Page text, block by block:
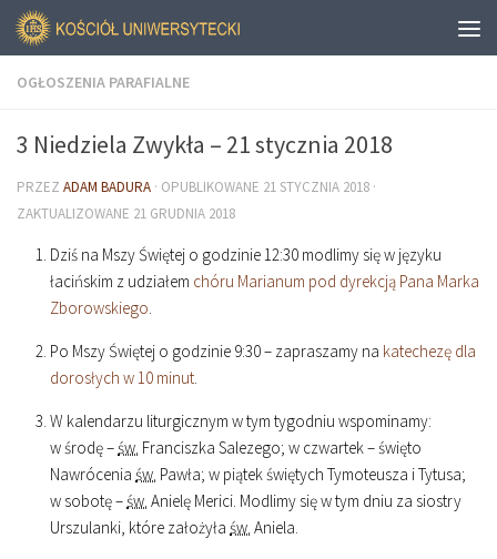
OGŁOSZENIA PARAFIALNE
3 Niedziela Zwykła – 21 stycznia 2018
PRZEZ ADAM BADURA · OPUBLIKOWANE 21 STYCZNIA 2018 ·
ZAKTUALIZOWANE 21 GRUDNIA 2018
Dziś na Mszy Świętej o godzinie12:30 modlimy się w języku
łacińskim z udziałem chóru Marianum pod dyrekcją Pana Marka
Zborowskiego.
Po Mszy Świętej o godzinie 9:30– zapraszamy na katechezę dla
dorosłych w 10 minut.
W kalendarzu liturgicznym w tym tygodniu wspominamy:
w środę –św. Franciszka Salezego; w czwartek – święto
Nawrócenia św. Pawła; w piątek świętych Tymoteusza i Tytusa;
w sobotę –św. Anielę Merici. Modlimy się w tym dniu za siostry
Urszulanki, które założyła św. Aniela.